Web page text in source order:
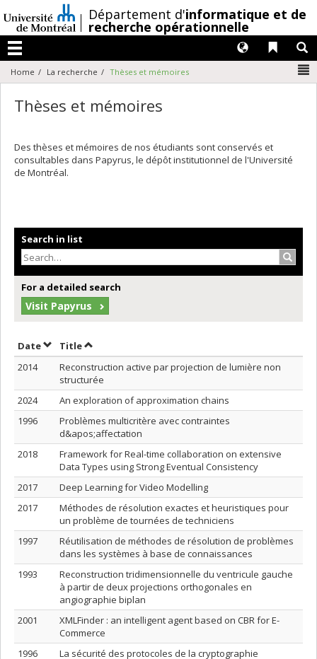
au
contenu
/Département d'informatique et de
recherche opérationnelle
Menu
Liens
Langues
Home La recherche Thèses et mémoires
Thèses et mémoires
Des thèses et mémoires de nos étudiants sont conservés et
consultables dans Papyrus, le dépôt institutionnel de l'Université
de Montréal.
Search in list
For a detailed search
Visit Papyrus
DateSort by date in ascending order
TitleSort by title in ascending order
2014
Reconstruction active par projection de lumière non
structurée
2024
An exploration of approximation chains
1996
Problèmes multicritère avec contraintes
d&apos;affectation
2018
Framework for Real-time collaboration on extensive
Data Types using Strong Eventual Consistency
2017
Deep Learning for Video Modelling
2017
Méthodes de résolution exactes et heuristiques pour
un problème de tournées de techniciens
1997
Réutilisation de méthodes de résolution de problèmes
dans les systèmes à base de connaissances
1993
Reconstruction tridimensionnelle du ventricule gauche
à partir de deux projections orthogonales en
angiographie biplan
2001
XMLFinder : an intelligent agent based on CBR for E-
Commerce
1996
La sécurité des protocoles de la cryptographie